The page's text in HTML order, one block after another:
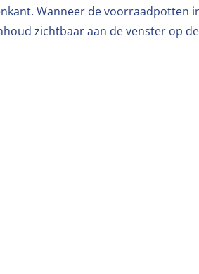
Wanneer de voorraadpotten
zichtbaar aan de venster op